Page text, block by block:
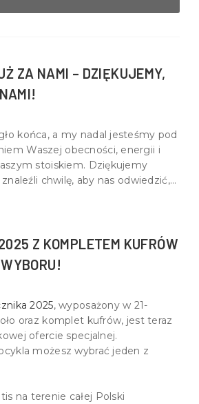
ZA NAMI – DZIĘKUJEMY,
końca, a my nadal jesteśmy pod
Waszej obecności, energii i
stoiskiem. Dziękujemy
chwilę, aby nas odwiedzić,
Z KOMPLETEM KUFRÓW
2025, wyposażony w 21-
oraz komplet kufrów, jest teraz
ofercie specjalnej.
możesz wybrać jeden z
na terenie całej Polski